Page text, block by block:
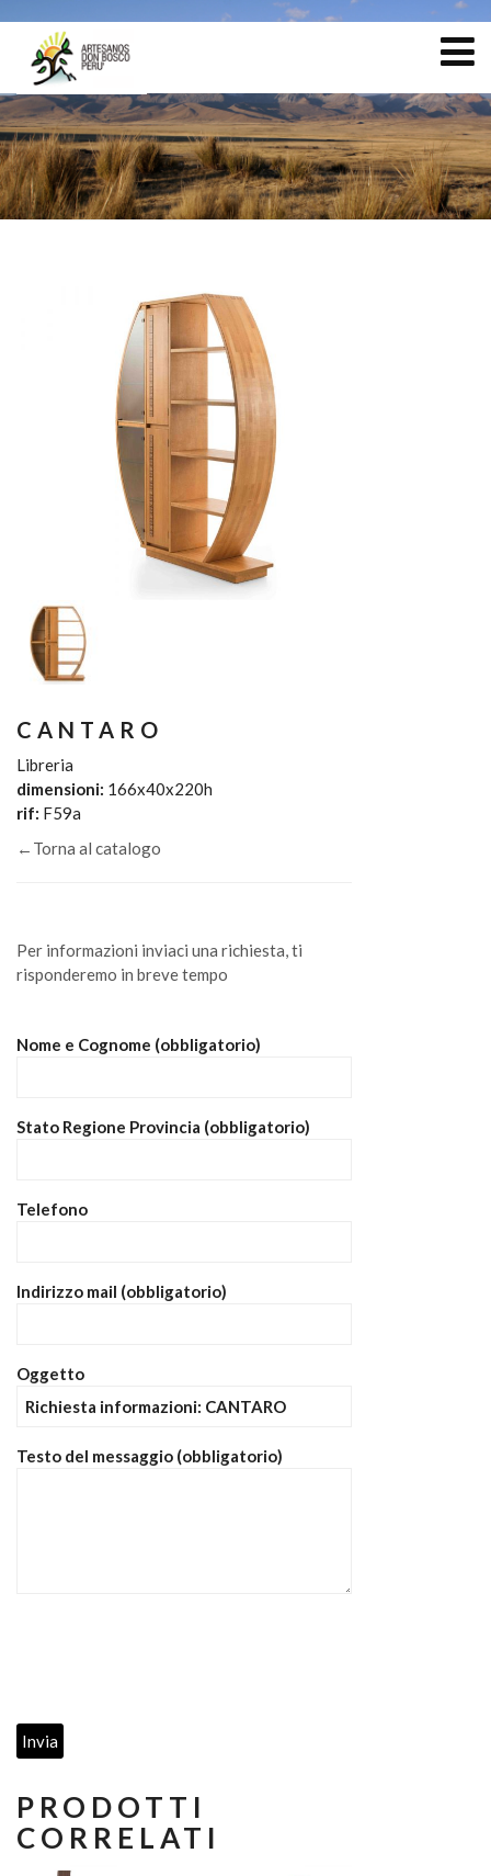
CANTARO
Libreria
dimensioni: 166x40x220h
rif: F59a
←Torna al catalogo
Per informazioni inviaci una richiesta, ti
risponderemo in breve tempo
Nome e Cognome (obbligatorio)
Stato Regione Provincia (obbligatorio)
Telefono
Indirizzo mail (obbligatorio)
Oggetto
Testo del messaggio (obbligatorio)
PRODOTTI
CORRELATI